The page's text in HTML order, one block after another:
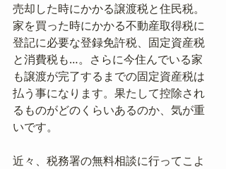
売却した時にかかる譲渡税と住民税。
家を買った時にかかる不動産取得税に
登記に必要な登録免許税、固定資産税
と消費税も…。さらに今住んでいる家
も譲渡が完了するまでの固定資産税は
払う事になります。果たして控除され
るものがどのくらいあるのか、気が重
いです。
近々、税務署の無料相談に行ってこよ